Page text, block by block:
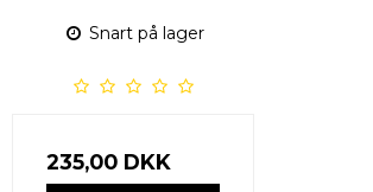
Snart på lager
235,00 DKK